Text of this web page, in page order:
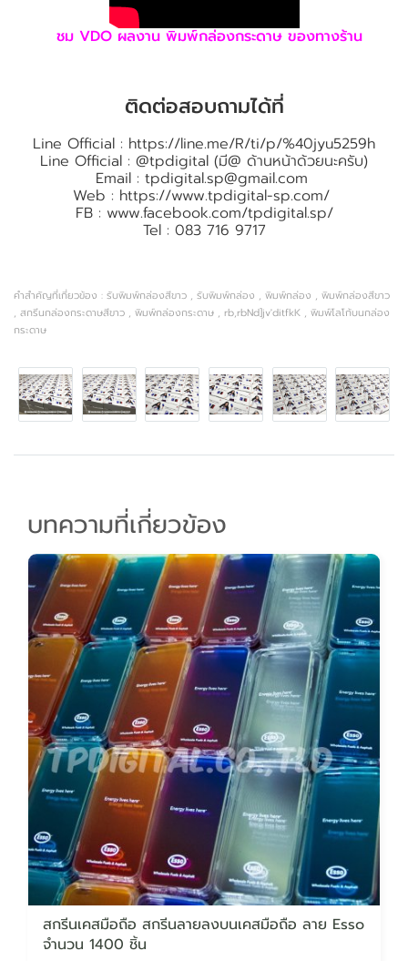
ชม VDO ผลงาน พิมพ์กล่องกระดาษ ของทางร้าน
ติดต่อสอบถามได้ที่
Line Official : https://line.me/R/ti/p/%40jyu5259h
Line Official : @tpdigital (มี@ ด้านหน้าด้วยนะครับ)
Email : tpdigital.sp@gmail.com
Web : https://www.tpdigital-sp.com/
FB : www.facebook.com/tpdigital.sp/
Tel : 083 716 9717
คำสำคัญที่เกี่ยวข้อง : รับพิมพ์กล่องสีขาว , รับพิมพ์กล่อง , พิมพ์กล่อง , พิมพ์กล่องสีขาว
, สกรีนกล่องกระดาษสีขาว , พิมพ์กล่องกระดาษ , rb,rbNd]jv'ditfkK , พิมพ์โลโก้บนกล่อง
กระดาษ
บทความที่เกี่ยวข้อง
สกรีนเคสมือถือ สกรีนลายลงบนเคสมือถือ ลาย Esso
จำนวน 1400 ชิ้น